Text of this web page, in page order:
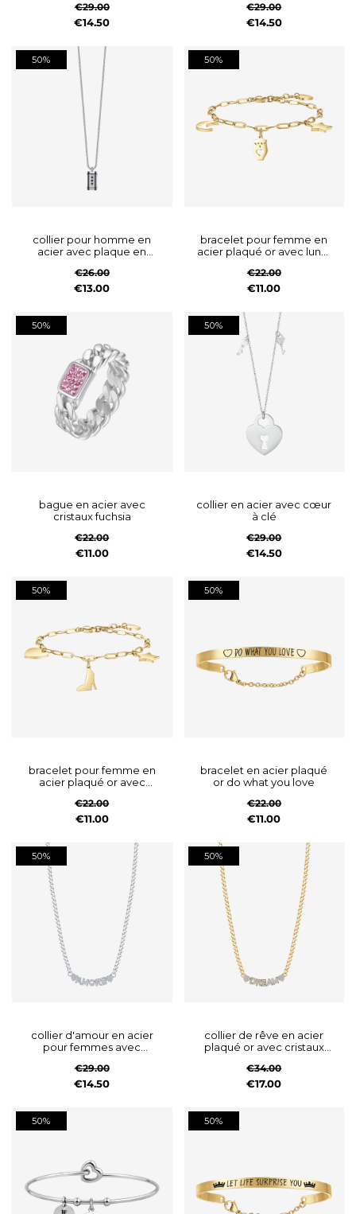
€29.00
€14.50
€29.00
€14.50
50%
collier pour homme en
acier avec plaque en
€26.00
€13.00
50%
bracelet pour femme en
acier plaqué or avec lune,
€22.00
€11.00
50%
bague en acier avec
cristaux fuchsia
€22.00
€11.00
50%
collier en acier avec cœur
à clé
€29.00
€14.50
50%
bracelet pour femme en
acier plaqué or avec
€22.00
€11.00
50%
bracelet en acier plaqué
or do what you love
€22.00
€11.00
50%
collier d'amour en acier
pour femmes avec
€29.00
€14.50
50%
collier de rêve en acier
plaqué or avec cristaux
€34.00
€17.00
50% 50%